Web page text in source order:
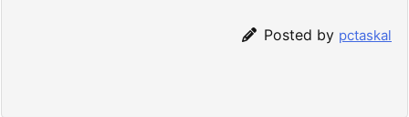
Posted by pctaskal